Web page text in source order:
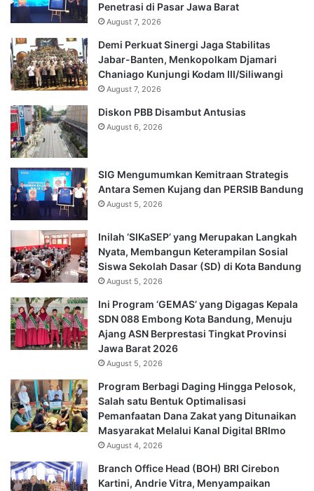
Penetrasi di Pasar Jawa Barat
August 7, 2026
Demi Perkuat Sinergi Jaga Stabilitas
Jabar-Banten, Menkopolkam Djamari
Chaniago Kunjungi Kodam III/Siliwangi
August 7, 2026
Diskon PBB Disambut Antusias
August 6, 2026
SIG Mengumumkan Kemitraan Strategis
Antara Semen Kujang dan PERSIB Bandung
August 5, 2026
Inilah ‘SIKaSEP’ yang Merupakan Langkah
Nyata, Membangun Keterampilan Sosial
Siswa Sekolah Dasar (SD) di Kota Bandung
August 5, 2026
Ini Program ‘GEMAS’ yang Digagas Kepala
SDN 088 Embong Kota Bandung, Menuju
Ajang ASN Berprestasi Tingkat Provinsi
Jawa Barat 2026
August 5, 2026
Program Berbagi Daging Hingga Pelosok,
Salah satu Bentuk Optimalisasi
Pemanfaatan Dana Zakat yang Ditunaikan
Masyarakat Melalui Kanal Digital BRImo
August 4, 2026
Branch Office Head (BOH) BRI Cirebon
Kartini, Andrie Vitra, Menyampaikan